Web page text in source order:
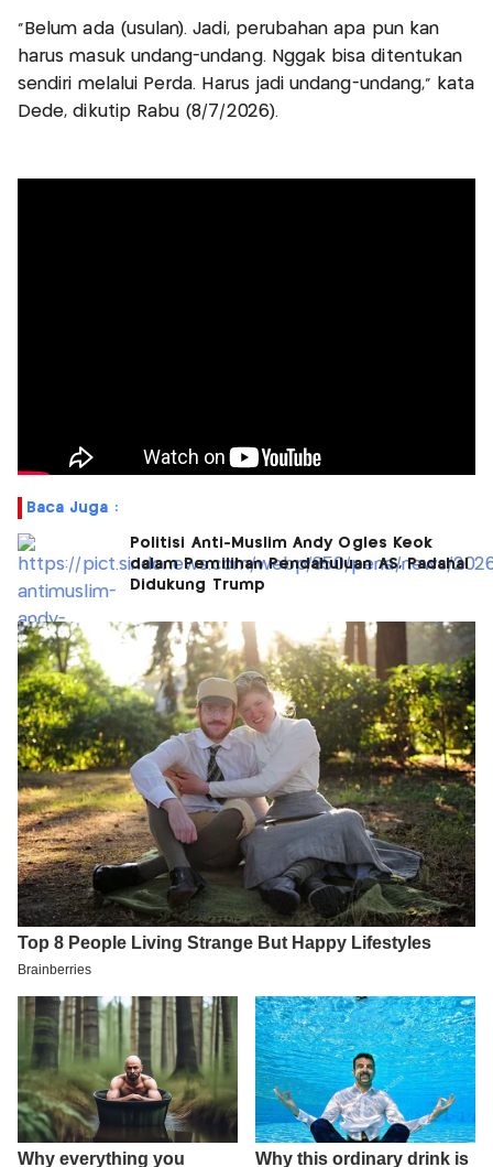
"Belum ada (usulan). Jadi, perubahan apa pun kan
harus masuk undang-undang. Nggak bisa ditentukan
sendiri melalui Perda. Harus jadi undang-undang," kata
Dede, dikutip Rabu (8/7/2026).
Baca Juga :
Politisi Anti-Muslim Andy Ogles Keok
dalam Pemilihan Pendahuluan AS, Padahal
Didukung Trump